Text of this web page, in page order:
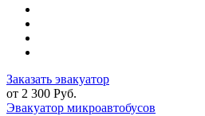
Заказать эвакуатор
от 2 300 Руб.
Эвакуатор микроавтобусов